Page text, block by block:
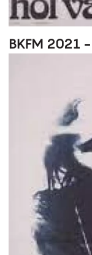
BKFM 2021